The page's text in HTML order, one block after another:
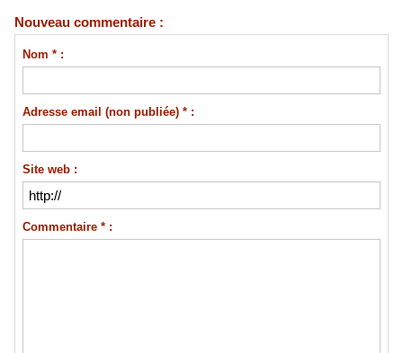
Nouveau commentaire :
Nom * :
Adresse email (non publiée) * :
Site web :
Commentaire * :